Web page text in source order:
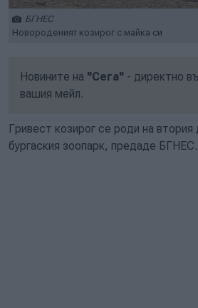
БГНЕС
Новороденият козирог с майка си
Новините на "Сега" - директно
вашия мейл.
Гривест козирог се роди на
бургаския зоопарк, предаде БГНЕС.